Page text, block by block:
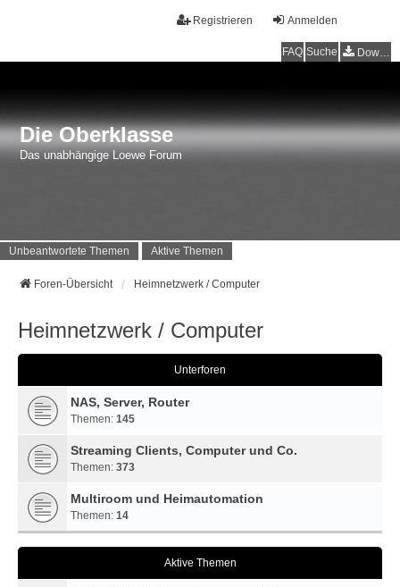
Anmelden
Registrieren
FAQ Suche Downloads
Die Oberklasse
Das unabhängige Loewe Forum
Unbeantwortete Themen Aktive Themen
Foren-Übersicht Heimnetzwerk / Computer
Heimnetzwerk / Computer
Unterforen
NAS, Server, Router
Themen: 145
Streaming Clients, Computer und Co.
Themen: 373
Multiroom und Heimautomation
Themen: 14
Aktive Themen